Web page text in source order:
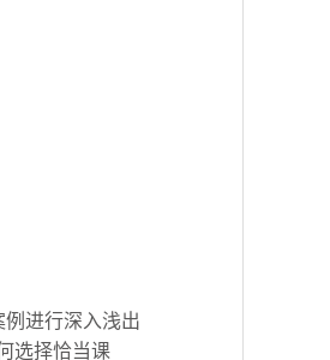
进行深入浅出
选择恰当课